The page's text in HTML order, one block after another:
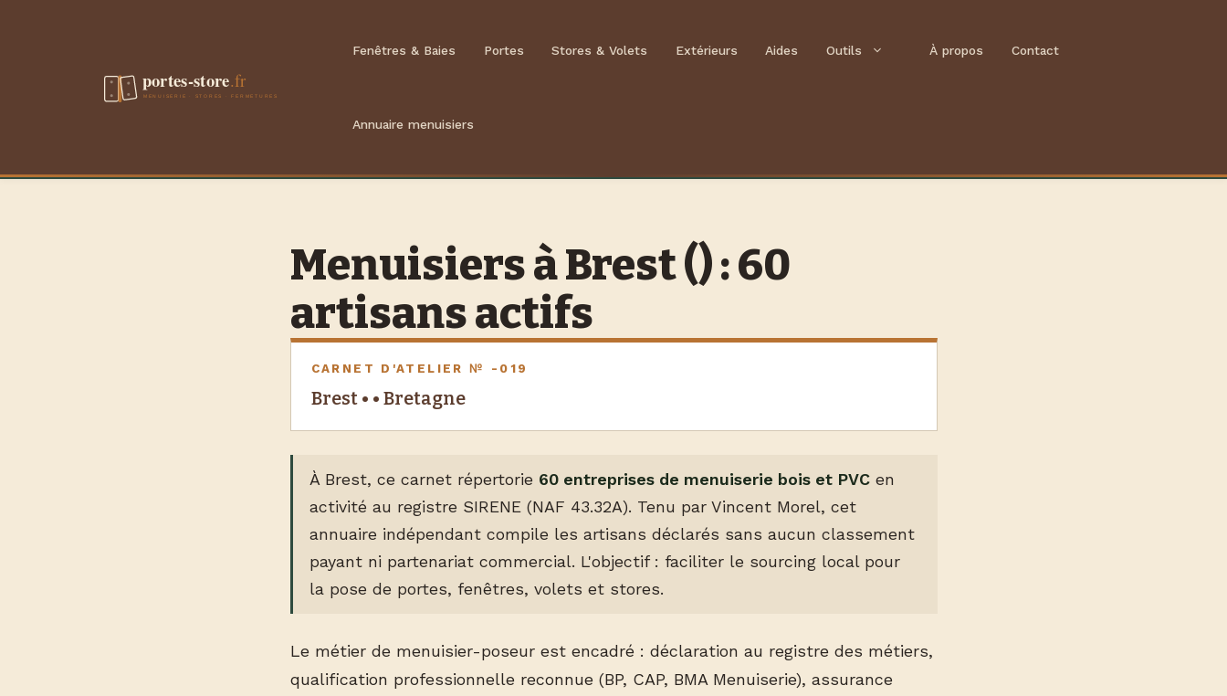
Fenêtres & Baies Portes Stores & Volets Extérieurs Aides Outils À propos Contact
Annuaire menuisiers
Menuisiers à Brest () : 60
artisans actifs
CARNET D'ATELIER № -019
Brest • • Bretagne
À Brest, ce carnet répertorie 60 entreprises de menuiserie bois et PVC en
activité au registre SIRENE (NAF 43.32A). Tenu par Vincent Morel, cet
annuaire indépendant compile les artisans déclarés sans aucun classement
payant ni partenariat commercial. L'objectif : faciliter le sourcing local pour
la pose de portes, fenêtres, volets et stores.
Le métier de menuisier-poseur est encadré : déclaration au registre des métiers,
qualification professionnelle reconnue (BP, CAP, BMA Menuiserie), assurance